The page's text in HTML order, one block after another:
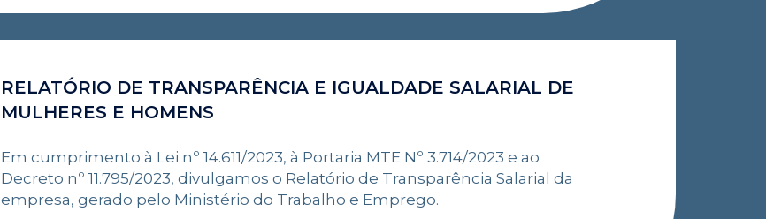
RELATÓRIO DE TRANSPARÊNCIA E IGUALDADE SALARIAL DE
MULHERES E HOMENS
Em cumprimento à Lei nº 14.611/2023, à Portaria MTE Nº 3.714/2023 e ao
Decreto nº 11.795/2023, divulgamos o Relatório de Transparência Salarial da
empresa, gerado pelo Ministério do Trabalho e Emprego.